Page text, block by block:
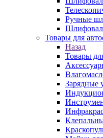
Ручные
Товары для
Назад
Товары
Зарядные